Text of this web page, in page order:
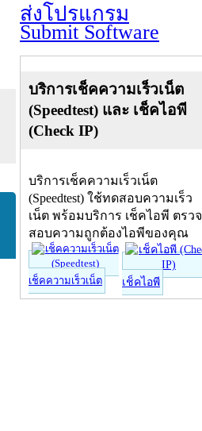
ส่งโปรแกรม
Submit Software
บริการเช็คความเร็วเน็ต
(Speedtest) และ เช็คไอพี
(Check IP)
บริการเช็คความเร็วเน็ต
(Speedtest) ใช้ทดสอบความเร็ว
เน็ต พร้อมบริการ เช็คไอพี ตรวจ
สอบความถูกต้องไอพีของคุณ
เช็คความเร็วเน็ต เช็คไอพี